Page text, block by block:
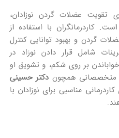
تقویت عضلات گردن نوزادان،
کاردرمانگران با استفاده از
گردن و بهبود توانایی کنترل
شامل قرار دادن نوزاد در
بر روی شکم، و تشویق او
متخصصانی همچون دکتر حسینی
مناسبی برای نوزادان با